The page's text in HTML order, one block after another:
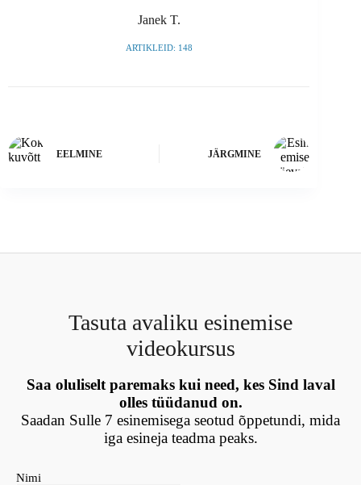
Janek T.
ARTIKLEID: 148
EELMINE JÄRGMINE
Tasuta avaliku esinemise
videokursus
Saa oluliselt paremaks kui need, kes Sind laval
olles tüüdanud on.
Saadan Sulle 7 esinemisega seotud õppetundi, mida
iga esineja teadma peaks.
Nimi